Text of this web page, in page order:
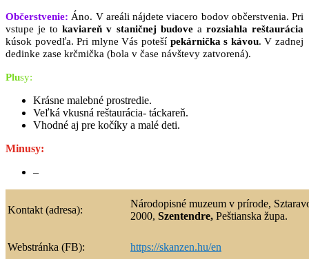
Občerstvenie:Áno. V areáli nájdete viacero bodov občerstvenia. Pri
vstupe je tokaviareň v staničnej budovea rozsiahla reštaurácia
kúsok povedľa. Pri mlyne Vás poteší pekárnička s kávou. V zadnej
dedinke zase krčmička (bola v čase návštevy zatvorená).
Plusy:
Krásne malebné prostredie.
Veľká vkusná reštaurácia- táckareň.
Vhodné aj pre kočíky a malé deti.
Minusy:
–
Kontakt (adresa):
Národopisné muzeum v prírode,
2000, Szentendre, Peštianska župa.
Webstránka (FB): https://skanzen.hu/en